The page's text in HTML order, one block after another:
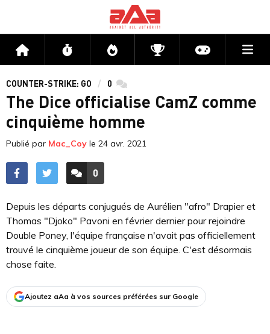
Accueil Flux Directs CompétitionsActu jeux
COUNTER-STRIKE: GO 0 commentaires
The Dice officialise CamZ comme
cinquième homme
Publié par Mac_Coy le 24 avr. 2021
ACCÉDER AUX
0
COMMENTAIRES
Depuis les départs conjugués de Aurélien "afro" Drapier et
Thomas "Djoko" Pavoni en février dernier pour rejoindre
Double Poney, l'équipe française n'avait pas officiellement
trouvé le cinquième joueur de son équipe. C'est désormais
chose faite.
Ajoutez aAa à vos sources préférées sur Google